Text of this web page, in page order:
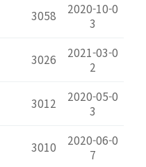
3058
2020-10-0
3
3026
2021-03-0
2
3012
2020-05-0
3
3010
2020-06-0
7